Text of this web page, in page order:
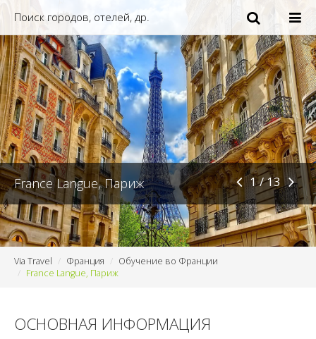
France Langue, Париж 1 / 13
Via Travel Франция
Обучение во Франции
France Langue, Париж
ОСНОВНАЯ ИНФОРМАЦИЯ